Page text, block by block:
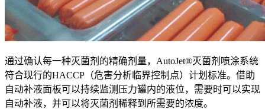
通过确认每一种灭菌剂的精确剂量，AutoJet®灭菌剂喷涂系统
符合现行的HACCP（危害分析临界控制点）计划标准。借助
自动补液面板可以持续监测压力罐内的液位，需要时可以实现
自动补液，并可以将灭菌剂稀释到所需要的浓度。